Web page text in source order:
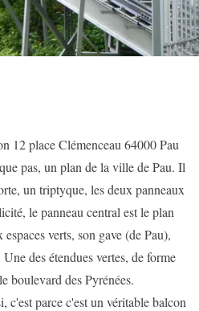
12 place Clémenceau 64000 Pau
pas, un plan de la ville de Pau. Il
un triptyque, les deux panneaux
le panneau central est le plan
verts, son gave (de Pau),
des étendues vertes, de forme
boulevard des Pyrénées.
c'est parce c'est un véritable balcon